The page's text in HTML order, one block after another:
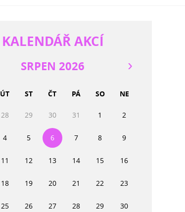
KALENDÁŘ AKCÍ
SRPEN 2026
ÚT ST ČT PÁ SO NE
28 29 30 31 1 2
4 5 6 7 8 9
11 12 13 14 15 16
18 19 20 21 22 23
25 26 27 28 29 30